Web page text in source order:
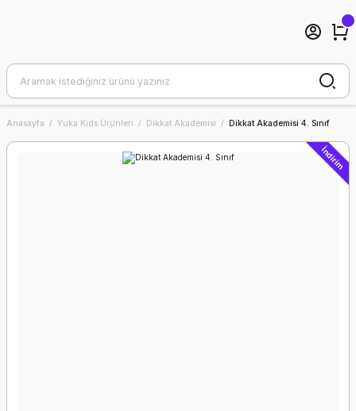
Anasayfa Yuka Kids Ürünleri Dikkat Akademisi Dikkat Akademisi 4. Sınıf
İndirim